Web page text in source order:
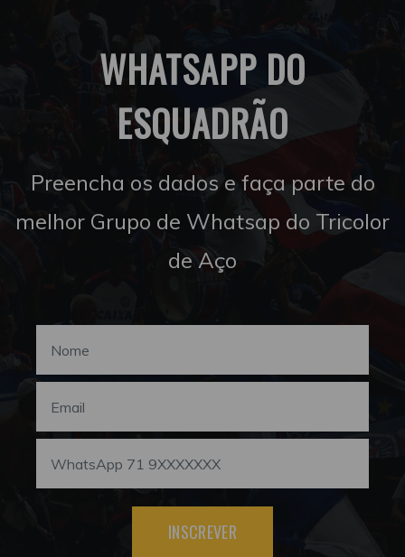
WHATSAPP DO
ESQUADRÃO
Preencha os dados e faça parte do
melhor Grupo de Whatsap do Tricolor
de Aço
INSCREVER